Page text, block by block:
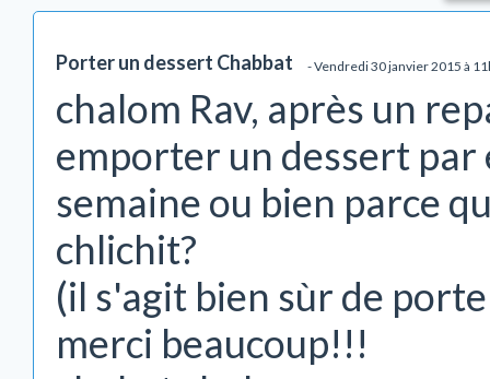
Porter un dessert Chabbat - Vendredi 30 janvier 2015 à
chalom Rav, après un
emporter un dessert par
semaine ou bien parce
chlichit?
(il s'agit bien sùr de
merci beaucoup!!!